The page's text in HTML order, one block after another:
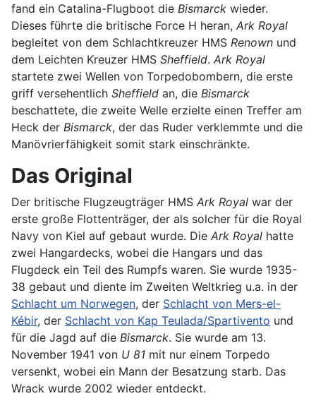
fand ein Catalina-Flugboot die Bismarck wieder.
Dieses führte die britische Force H heran, Ark Royal
begleitet von dem Schlachtkreuzer HMS Renown und
dem Leichten Kreuzer HMS Sheffield. Ark Royal
startete zwei Wellen von Torpedobombern, die erste
griff versehentlich Sheffield an, die Bismarck
beschattete, die zweite Welle erzielte einen Treffer am
Heck der Bismarck, der das Ruder verklemmte und die
Manövrierfähigkeit somit stark einschränkte.
Das Original
Der britische Flugzeugträger HMS Ark Royal war der
erste große Flottenträger, der als solcher für die Royal
Navy von Kiel auf gebaut wurde. Die Ark Royal hatte
zwei Hangardecks, wobei die Hangars und das
Flugdeck ein Teil des Rumpfs waren. Sie wurde 1935-
38 gebaut und diente im Zweiten Weltkrieg u.a. in der
Schlacht um Norwegen, der Schlacht von Mers-el-
Kébir, der Schlacht von Kap Teulada/Spartivento und
für die Jagd auf die Bismarck. Sie wurde am 13.
November 1941 von U 81 mit nur einem Torpedo
versenkt, wobei ein Mann der Besatzung starb. Das
Wrack wurde 2002 wieder entdeckt.